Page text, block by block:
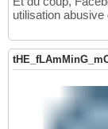
utilisation